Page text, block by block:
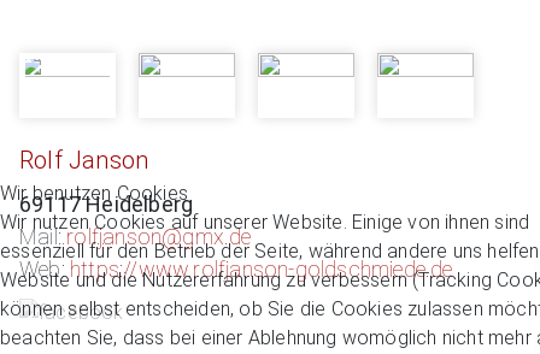
Rolf Janson
69117 Heidelberg
Mail:rolfjanson@gmx.de
Web: https://www.rolfjanson-goldschmiede.de
Wir benutzen Cookies
Wir nutzen Cookies auf unserer Website. Einige von ihnen sind
essenziell für den Betrieb der Seite, während andere uns
Website und die Nutzererfahrung zu verbessern (Tracking
können selbst entscheiden, ob Sie die Cookies zulassen
beachten Sie, dass bei einer Ablehnung womöglich nicht mehr